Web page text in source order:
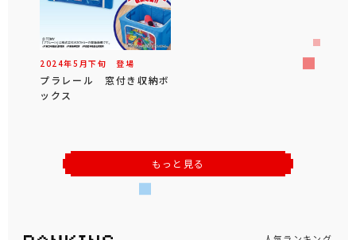
2024年5 月下旬 登場
プラレール 窓付き収納ボ
ックス
もっと見る